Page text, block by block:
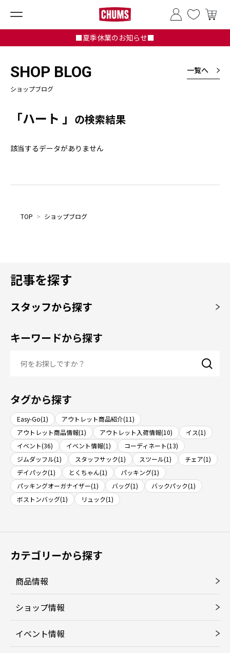
■夏季休業のお知らせ■
SHOP BLOG
ショップブログ
一覧へ
「ハート 」 の検索結果
該当するデータがありません
TOP > ショップブログ
記事を探す
スタッフから探す
キーワードから探す
タグから探す
Easy-Go(1)
アウトレット商品紹介(11)
アウトレット商品情報(1)
アウトレット入荷情報(10)
イス(1)
イベント(36)
イベント情報(1)
コーディネート(13)
ジムダッフル(1)
スタッフサック(1) スツール(1)
チェア(1)
デイパック(1)
とくちゃん(1)
パッキング(1)
パッキングオーガナイザー(1)
バッグ(1)
バックパック(1)
ボストンバッグ(1)
リュック(1)
カテゴリーから探す
商品情報
ショップ情報
イベント情報